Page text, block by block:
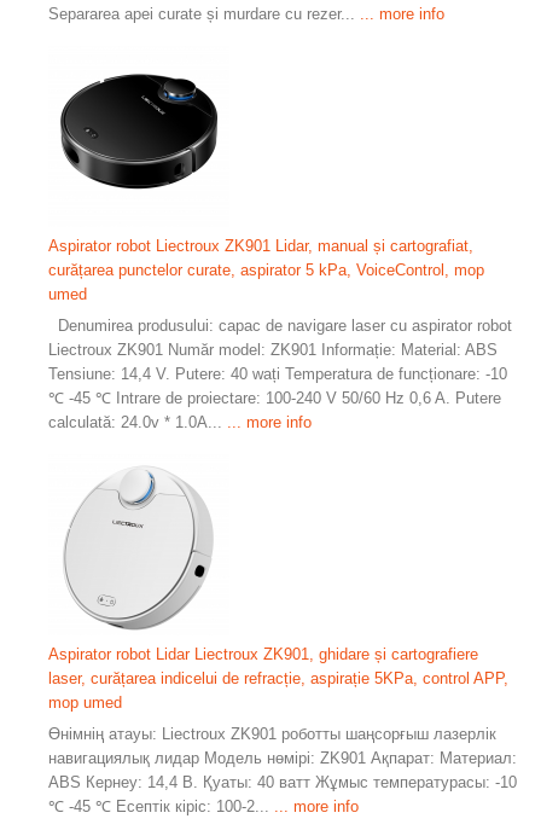
Separarea apei curate și murdare cu rezer...
... more info
Aspirator robot Liectroux ZK901 Lidar, manual și cartografiat,
curățarea punctelor curate, aspirator 5 kPa, VoiceControl, mop
umed
Denumirea produsului: capac de navigare laser cu aspirator robot
Liectroux ZK901 Număr model: ZK901 Informație: Material: ABS
Tensiune: 14,4 V. Putere: 40 wați Temperatura de funcționare: -10
℃ -45 ℃ Intrare de proiectare: 100-240 V 50/60 Hz 0,6 A. Putere
calculată: 24.0v * 1.0A...
... more info
Aspirator robot Lidar Liectroux ZK901, ghidare și cartografiere
laser, curățarea indicelui de refracție, aspirație 5KPa, control APP,
mop umed
Өнімнің атауы: Liectroux ZK901 роботты шаңсорғыш лазерлік
навигациялық лидар Модель нөмірі: ZK901 Ақпарат: Материал:
ABS Кернеу: 14,4 В. Қуаты: 40 ватт Жұмыс температурасы: -10
℃ -45 ℃ Есептік кіріс: 100-2...
... more info